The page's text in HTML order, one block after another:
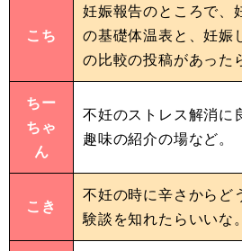
こち
妊娠報告のところで、
の基礎体温表と、妊娠
の比較の投稿があった
ちー
ちゃ
ん
不妊のストレス解消に
趣味の紹介の場など。
こき
不妊の時に辛さからど
験談を知れたらいいな。